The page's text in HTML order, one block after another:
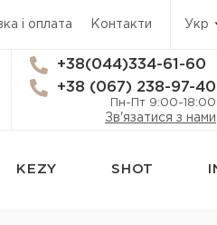
і оплата Контакти Укр
+38(044)334-61-60
+38 (067) 238-97-40
Пн-Пт 9:00-18:00
Зв'язатися з нами
KEZY SHOT